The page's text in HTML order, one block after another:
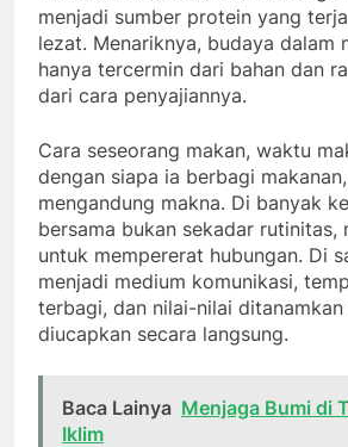
menjadi sumber protein yang
lezat. Menariknya, budaya dalam
hanya tercermin dari bahan dan
dari cara penyajiannya.
Cara seseorang makan, waktu
dengan siapa ia berbagi
mengandung makna. Di banyak
bersama bukan sekadar rutinitas,
untuk mempererat hubungan. Di
menjadi medium komunikasi,
terbagi, dan nilai-nilai
diucapkan secara langsung.
Baca Lainya Menjaga Bumi di
Iklim